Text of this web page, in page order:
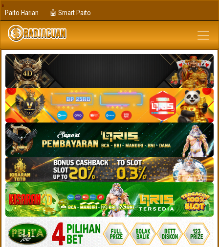
Paito Harian 🤖 Smart Paito